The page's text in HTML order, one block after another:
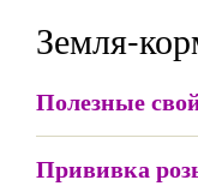
Земля-
Полезные
Прививка